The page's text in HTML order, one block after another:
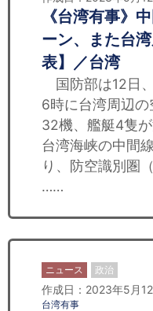
《台湾有事》
ーン、また台
表】／台湾
国防部は12日
6時に台湾周辺
32機、艦艇4隻
台湾海峡の中間
り、防空識別圏
……
ニュース 政治
作成日：2023年5月
台湾有事